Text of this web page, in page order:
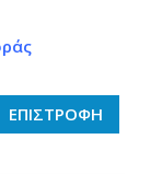
ΕΠΙΣΤΡΟΦΗ